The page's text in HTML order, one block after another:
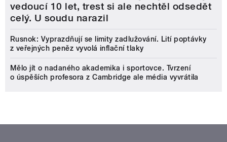
vedoucí 10 let, trest si ale nechtěl odsedět
celý. U soudu narazil
Rusnok: Vyprazdňují se limity zadlužování. Lití poptávky
z veřejných peněz vyvolá inflační tlaky
Mělo jít o nadaného akademika i sportovce. Tvrzení
o úspěších profesora z Cambridge ale média vyvrátila